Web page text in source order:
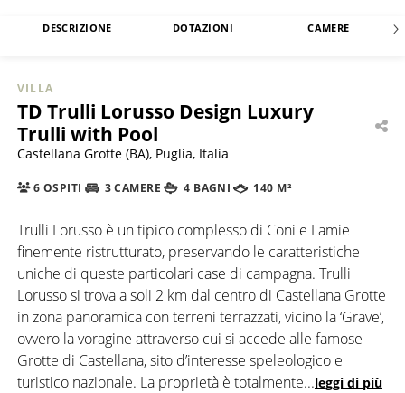
DESCRIZIONE DOTAZIONI CAMERE
VILLA
TD Trulli Lorusso Design Luxury
Trulli with Pool
Castellana Grotte (BA), Puglia, Italia
6 OSPITI 3 CAMERE 4 BAGNI 140 M²
Trulli Lorusso è un tipico complesso di Coni e Lamie
finemente ristrutturato, preservando le caratteristiche
uniche di queste particolari case di campagna. Trulli
Lorusso si trova a soli 2 km dal centro di Castellana Grotte
in zona panoramica con terreni terrazzati, vicino la ‘Grave’,
ovvero la voragine attraverso cui si accede alle famose
Grotte di Castellana, sito d’interesse speleologico e
turistico nazionale. La proprietà è totalmente...leggi di più